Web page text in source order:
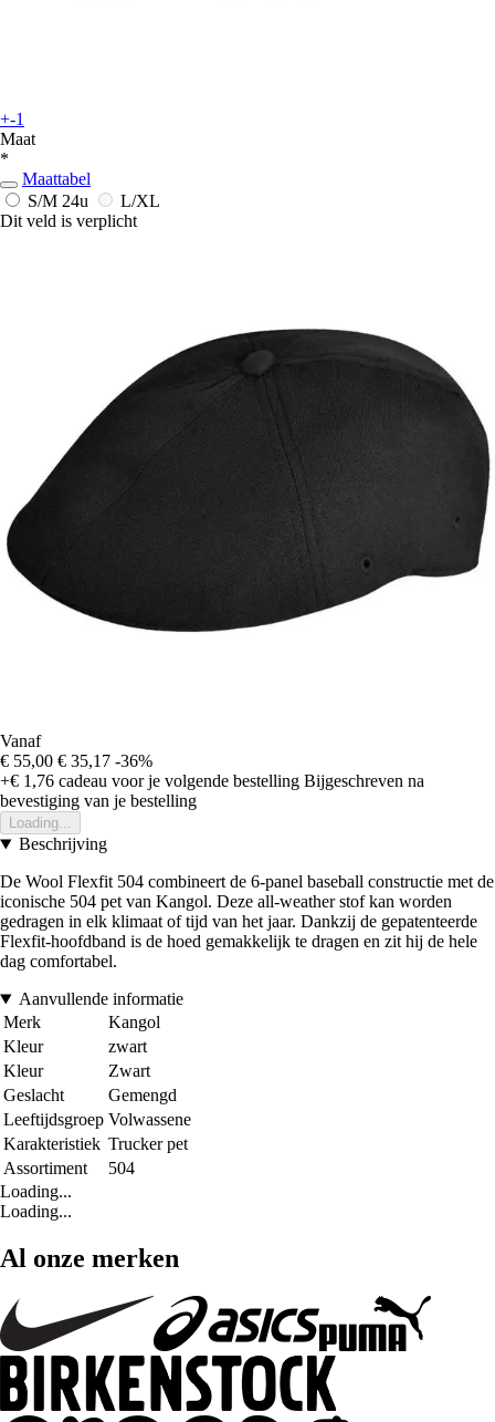
+-1
Maat
*
Maattabel
S/M 24u
L/XL
Dit veld is verplicht
Vanaf
€ 55,00 € 35,17 -36%
+€ 1,76 cadeau voor je volgende bestelling Bijgeschreven na
bevestiging van je bestelling
Loading...
Beschrijving
De Wool Flexfit 504 combineert de 6-panel baseball constructie met de
iconische 504 pet van Kangol. Deze all-weather stof kan worden
gedragen in elk klimaat of tijd van het jaar. Dankzij de gepatenteerde
Flexfit-hoofdband is de hoed gemakkelijk te dragen en zit hij de hele
dag comfortabel.
Aanvullende informatie
Merk
Kangol
Kleur
zwart
Kleur
Zwart
Geslacht
Gemengd
Leeftijdsgroep Volwassene
Karakteristiek Trucker pet
Assortiment
504
Loading...
Loading...
Al onze merken